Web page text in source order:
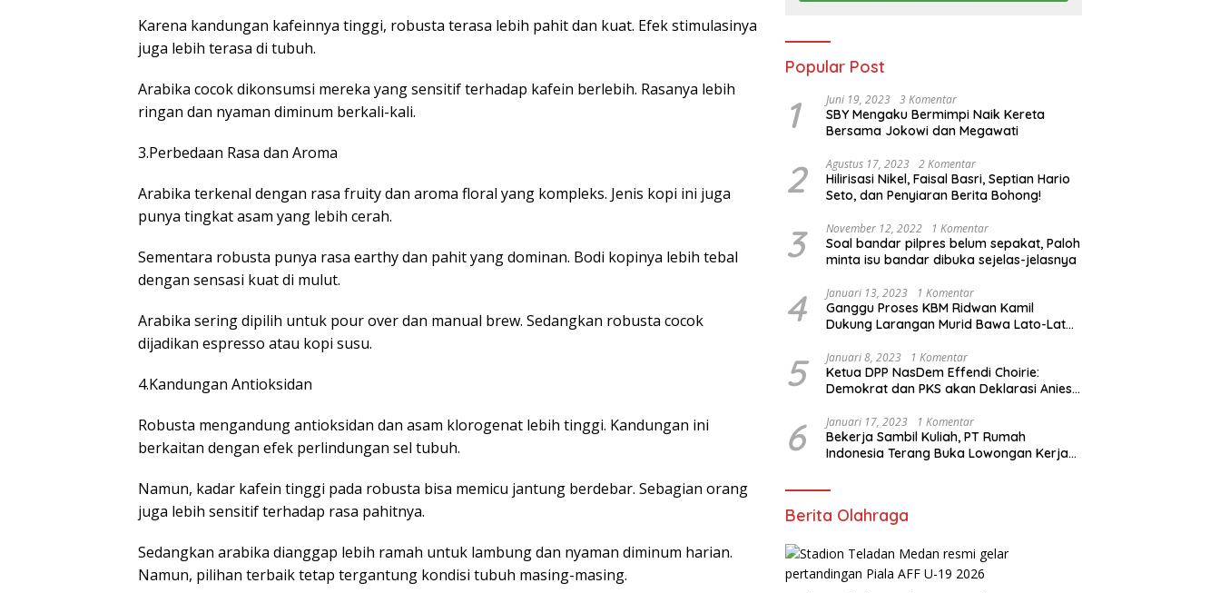
Karena kandungan kafeinnya tinggi, robusta terasa lebih pahit dan kuat. Efek stimulasinya
juga lebih terasa di tubuh.
Arabika cocok dikonsumsi mereka yang sensitif terhadap kafein berlebih. Rasanya lebih
ringan dan nyaman diminum berkali-kali.
3.Perbedaan Rasa dan Aroma
Arabika terkenal dengan rasa fruity dan aroma floral yang kompleks. Jenis kopi ini juga
punya tingkat asam yang lebih cerah.
Sementara robusta punya rasa earthy dan pahit yang dominan. Bodi kopinya lebih tebal
dengan sensasi kuat di mulut.
Arabika sering dipilih untuk pour over dan manual brew. Sedangkan robusta cocok
dijadikan espresso atau kopi susu.
4.Kandungan Antioksidan
Robusta mengandung antioksidan dan asam klorogenat lebih tinggi. Kandungan ini
berkaitan dengan efek perlindungan sel tubuh.
Namun, kadar kafein tinggi pada robusta bisa memicu jantung berdebar. Sebagian orang
juga lebih sensitif terhadap rasa pahitnya.
Sedangkan arabika dianggap lebih ramah untuk lambung dan nyaman diminum harian.
Namun, pilihan terbaik tetap tergantung kondisi tubuh masing-masing.
Popular Post
1 Juni 19, 2023 3 Komentar
SBY Mengaku Bermimpi Naik Kereta
Bersama Jokowi dan Megawati
2 Agustus 17, 2023 2 Komentar
Hilirisasi Nikel, Faisal Basri, Septian Hario
Seto, dan Penyiaran Berita Bohong!
3 November 12, 2022 1 Komentar
Soal bandar pilpres belum sepakat, Paloh
minta isu bandar dibuka sejelas-jelasnya
4 Januari 13, 2023 1 Komentar
Ganggu Proses KBM Ridwan Kamil
Dukung Larangan Murid Bawa Lato-Lato
5 Januari 8, 2023 1 Komentar
Ketua DPP NasDem Effendi Choirie:
Demokrat dan PKS akan Deklarasi Anies
6 Januari 17, 2023 1 Komentar
Bekerja Sambil Kuliah, PT Rumah
Indonesia Terang Buka Lowongan Kerja
Berita Olahraga